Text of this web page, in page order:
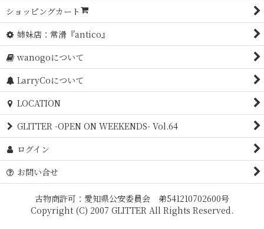
ショッピングカート
姉妹店：常滑『antico』
wanogoについて
LarryCoについて
LOCATION
GLITTER -OPEN ON WEEKENDS- Vol.64
ログイン
お問い合せ
古物商許可：愛知県公安委員会 弟541210702600号
Copyright (C) 2007 GLITTER All Rights Reserved.